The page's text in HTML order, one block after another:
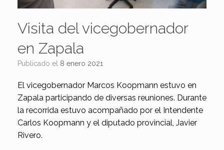
Visita del vicegobernador
en Zapala
Publicado el 8 enero 2021
El vicegobernador Marcos Koopmann estuvo en
Zapala participando de diversas reuniones. Durante
la recorrida estuvo acompañado por el Intendente
Carlos Koopmann y el diputado provincial, Javier
Rivero.